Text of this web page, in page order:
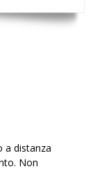
a distanza
Non